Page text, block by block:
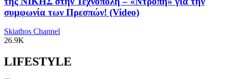
συμφωνία των Πρεσπών! (Video)
Skiathos Channel
26.9K
LIFESTYLE